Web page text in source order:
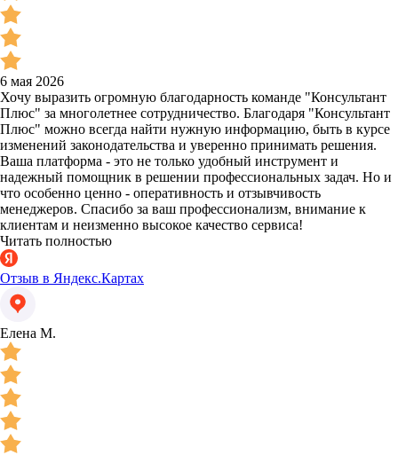
6 мая 2026
Хочу выразить огромную благодарность команде "Консультант
Плюс" за многолетнее сотрудничество. Благодаря "Консультант
Плюс" можно всегда найти нужную информацию, быть в курсе
изменений законодательства и уверенно принимать решения.
Ваша платформа - это не только удобный инструмент и
надежный помощник в решении профессиональных задач. Но и
что особенно ценно - оперативность и отзывчивость
менеджеров. Спасибо за ваш профессионализм, внимание к
клиентам и неизменно высокое качество сервиса!
Читать полностью
Отзыв в Яндекс.Картах
Елена М.